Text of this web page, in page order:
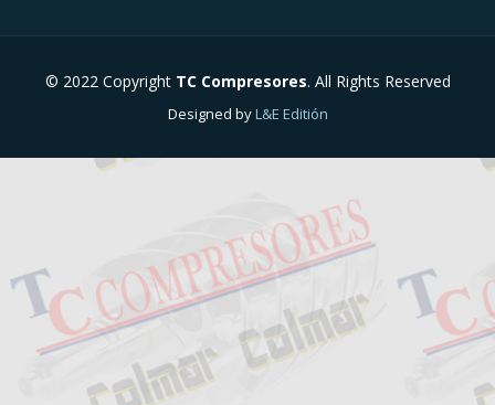
© 2022 Copyright TC Compresores. All Rights Reserved
Designed byL&E Editión